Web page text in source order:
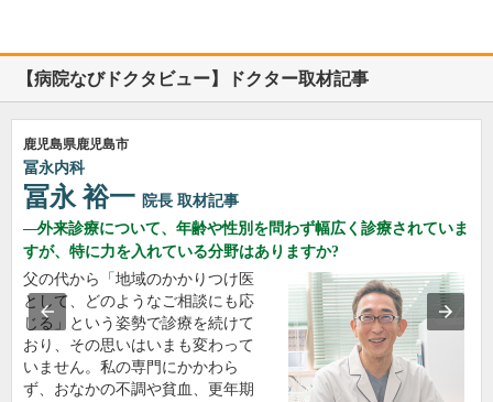
【病院なびドクタビュー】ドクター取材記事
鹿児島県鹿児島市
冨永内科
冨永 裕一 院長 取材記事
外来診療について、年齢や性別を問わず幅広く診療されていま
すが、特に力を入れている分野はありますか?
父の代から「地域のかかりつけ医
として、どのようなご相談にも応
じる」という姿勢で診療を続けて
おり、その思いはいまも変わって
いません。私の専門にかかわら
ず、おなかの不調や貧血、更年期